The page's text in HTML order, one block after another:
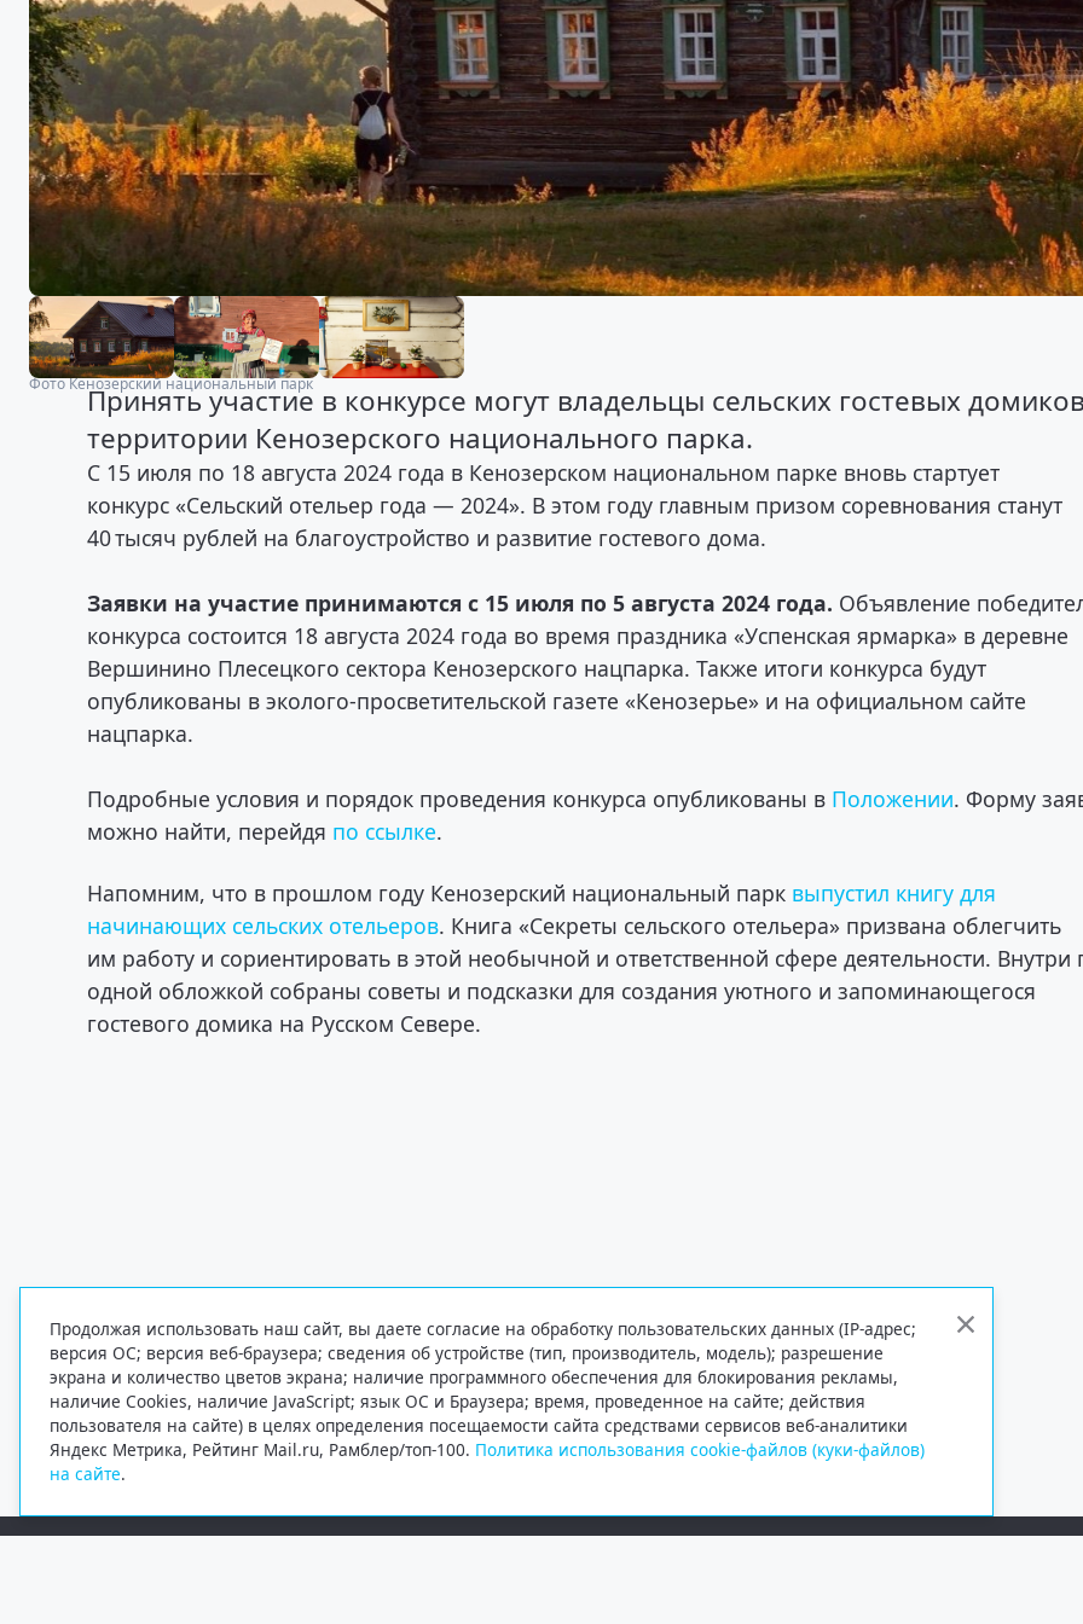
Фото Кенозерский национальный парк
Принять участие в конкурсе могут владельцы сельских гостевых
территории Кенозерского национального парка.
С 15 июля по 18 августа 2024 года в Кенозерском национальном парке вновь стартует
конкурс «Сельский отельер года — 2024». В этом году главным призом соревнования станут
40 тысяч рублей на благоустройство и развитие гостевого дома.
Заявки на участие принимаются с 15 июля по 5 августа 2024 года. Объявление
конкурса состоится 18 августа 2024 года во время праздника «Успенская ярмарка» в деревне
Вершинино Плесецкого сектора Кенозерского нацпарка. Также итоги конкурса будут
опубликованы в эколого-просветительской газете «Кенозерье» и на официальном сайте
нацпарка.
Подробные условия и порядок проведения конкурса опубликованы в Положении. Форму
можно найти, перейдя по ссылке.
Напомним, что в прошлом году Кенозерский национальный парк выпустил книгу для
начинающих сельских отельеров. Книга «Секреты сельского отельера» призвана облегчить
им работу и сориентировать в этой необычной и ответственной сфере деятельности. Внутри
одной обложкой собраны советы и подсказки для создания уютного и запоминающегося
гостевого домика на Русском Севере.
Продолжая использовать наш сайт, вы даете согласие на обработку пользовательских данных (IP-адрес;
версия ОС; версия веб-браузера; сведения об устройстве (тип, производитель, модель); разрешение
экрана и количество цветов экрана; наличие программного обеспечения для блокирования рекламы,
наличие Cookies, наличие JavaScript; язык ОС и Браузера; время, проведенное на сайте; действия
пользователя на сайте) в целях определения посещаемости сайта средствами сервисов веб-аналитики
Яндекс Метрика, Рейтинг Mail.ru, Рамблер/топ-100. Политика использования cookie-файлов (куки-файлов)
на сайте.